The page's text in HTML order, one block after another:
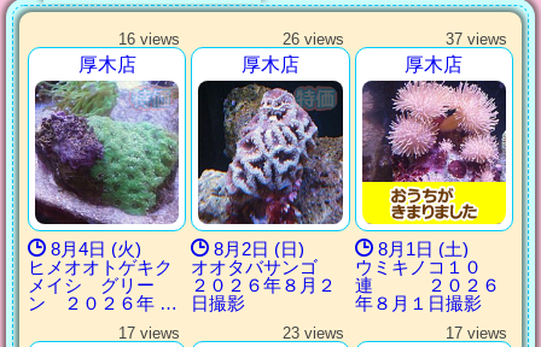
16 views
厚木店
8月4日 (火)
ヒメオオトゲキク
メイシ グリー
ン ２０２６年 …
26 views
厚木店
8月2日 (日)
オオタバサンゴ
２０２６年８月２
日撮影
37 views
厚木店
8月1日 (土)
ウミキノコ１０
連 ２０２６
年８月１日撮影
17 views 23 views 17 views